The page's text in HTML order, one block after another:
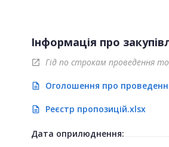
Інформація про
open_in_new Гід по строкам проведення
description Оголошення про
description Реєстр пропозицій.xlsx
Дата оприлюднення: